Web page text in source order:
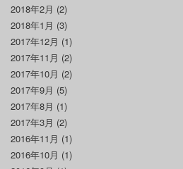
2018年2月 (2)
2018年1月 (3)
2017年12月 (1)
2017年11月 (2)
2017年10月 (2)
2017年9月 (5)
2017年8月 (1)
2017年3月 (2)
2016年11月 (1)
2016年10月 (1)